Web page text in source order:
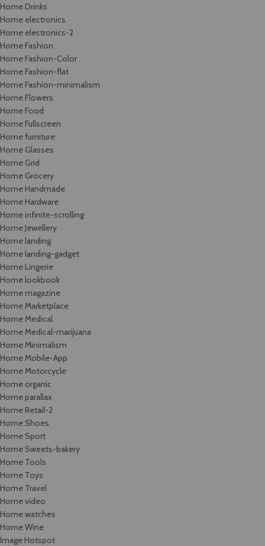
Home Drinks
Home electronics
Home electronics-2
Home Fashion
Home Fashion-Color
Home Fashion-flat
Home Fashion-minimalism
Home Flowers
Home Food
Home Fullscreen
Home furniture
Home Glasses
Home Grid
Home Grocery
Home Handmade
Home Hardware
Home infinite-scrolling
Home Jewellery
Home landing
Home landing-gadget
Home Lingerie
Home lookbook
Home magazine
Home Marketplace
Home Medical
Home Medical-marijuana
Home Minimalism
Home Mobile-App
Home Motorcycle
Home organic
Home parallax
Home Retail-2
Home Shoes
Home Sport
Home Sweets-bakery
Home Tools
Home Toys
Home Travel
Home video
Home watches
Home Wine
Image Hotspot